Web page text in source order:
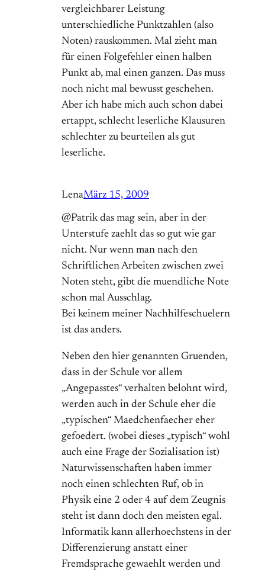
vergleichbarer Leistung
unterschiedliche Punktzahlen (also
Noten) rauskommen. Mal zieht man
für einen Folgefehler einen halben
Punkt ab, mal einen ganzen. Das muss
noch nicht mal bewusst geschehen.
Aber ich habe mich auch schon dabei
ertappt, schlecht leserliche Klausuren
schlechter zu beurteilen als gut
leserliche.
LenaMärz 15, 2009
@Patrik das mag sein, aber in der
Unterstufe zaehlt das so gut wie gar
nicht. Nur wenn man nach den
Schriftlichen Arbeiten zwischen zwei
Noten steht, gibt die muendliche Note
schon mal Ausschlag.
Bei keinem meiner Nachhilfeschuelern
ist das anders.
Neben den hier genannten Gruenden,
dass in der Schule vor allem
„Angepasstes“ verhalten belohnt wird,
werden auch in der Schule eher die
„typischen“ Maedchenfaecher eher
gefoedert. (wobei dieses „typisch“ wohl
auch eine Frage der Sozialisation ist)
Naturwissenschaften haben immer
noch einen schlechten Ruf, ob in
Physik eine 2 oder 4 auf dem Zeugnis
steht ist dann doch den meisten egal.
Informatik kann allerhoechstens in der
Differenzierung anstatt einer
Fremdsprache gewaehlt werden und